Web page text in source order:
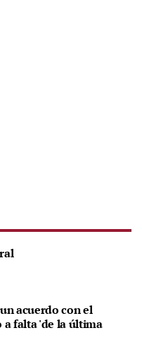
acuerdo con el
falta 'de la última